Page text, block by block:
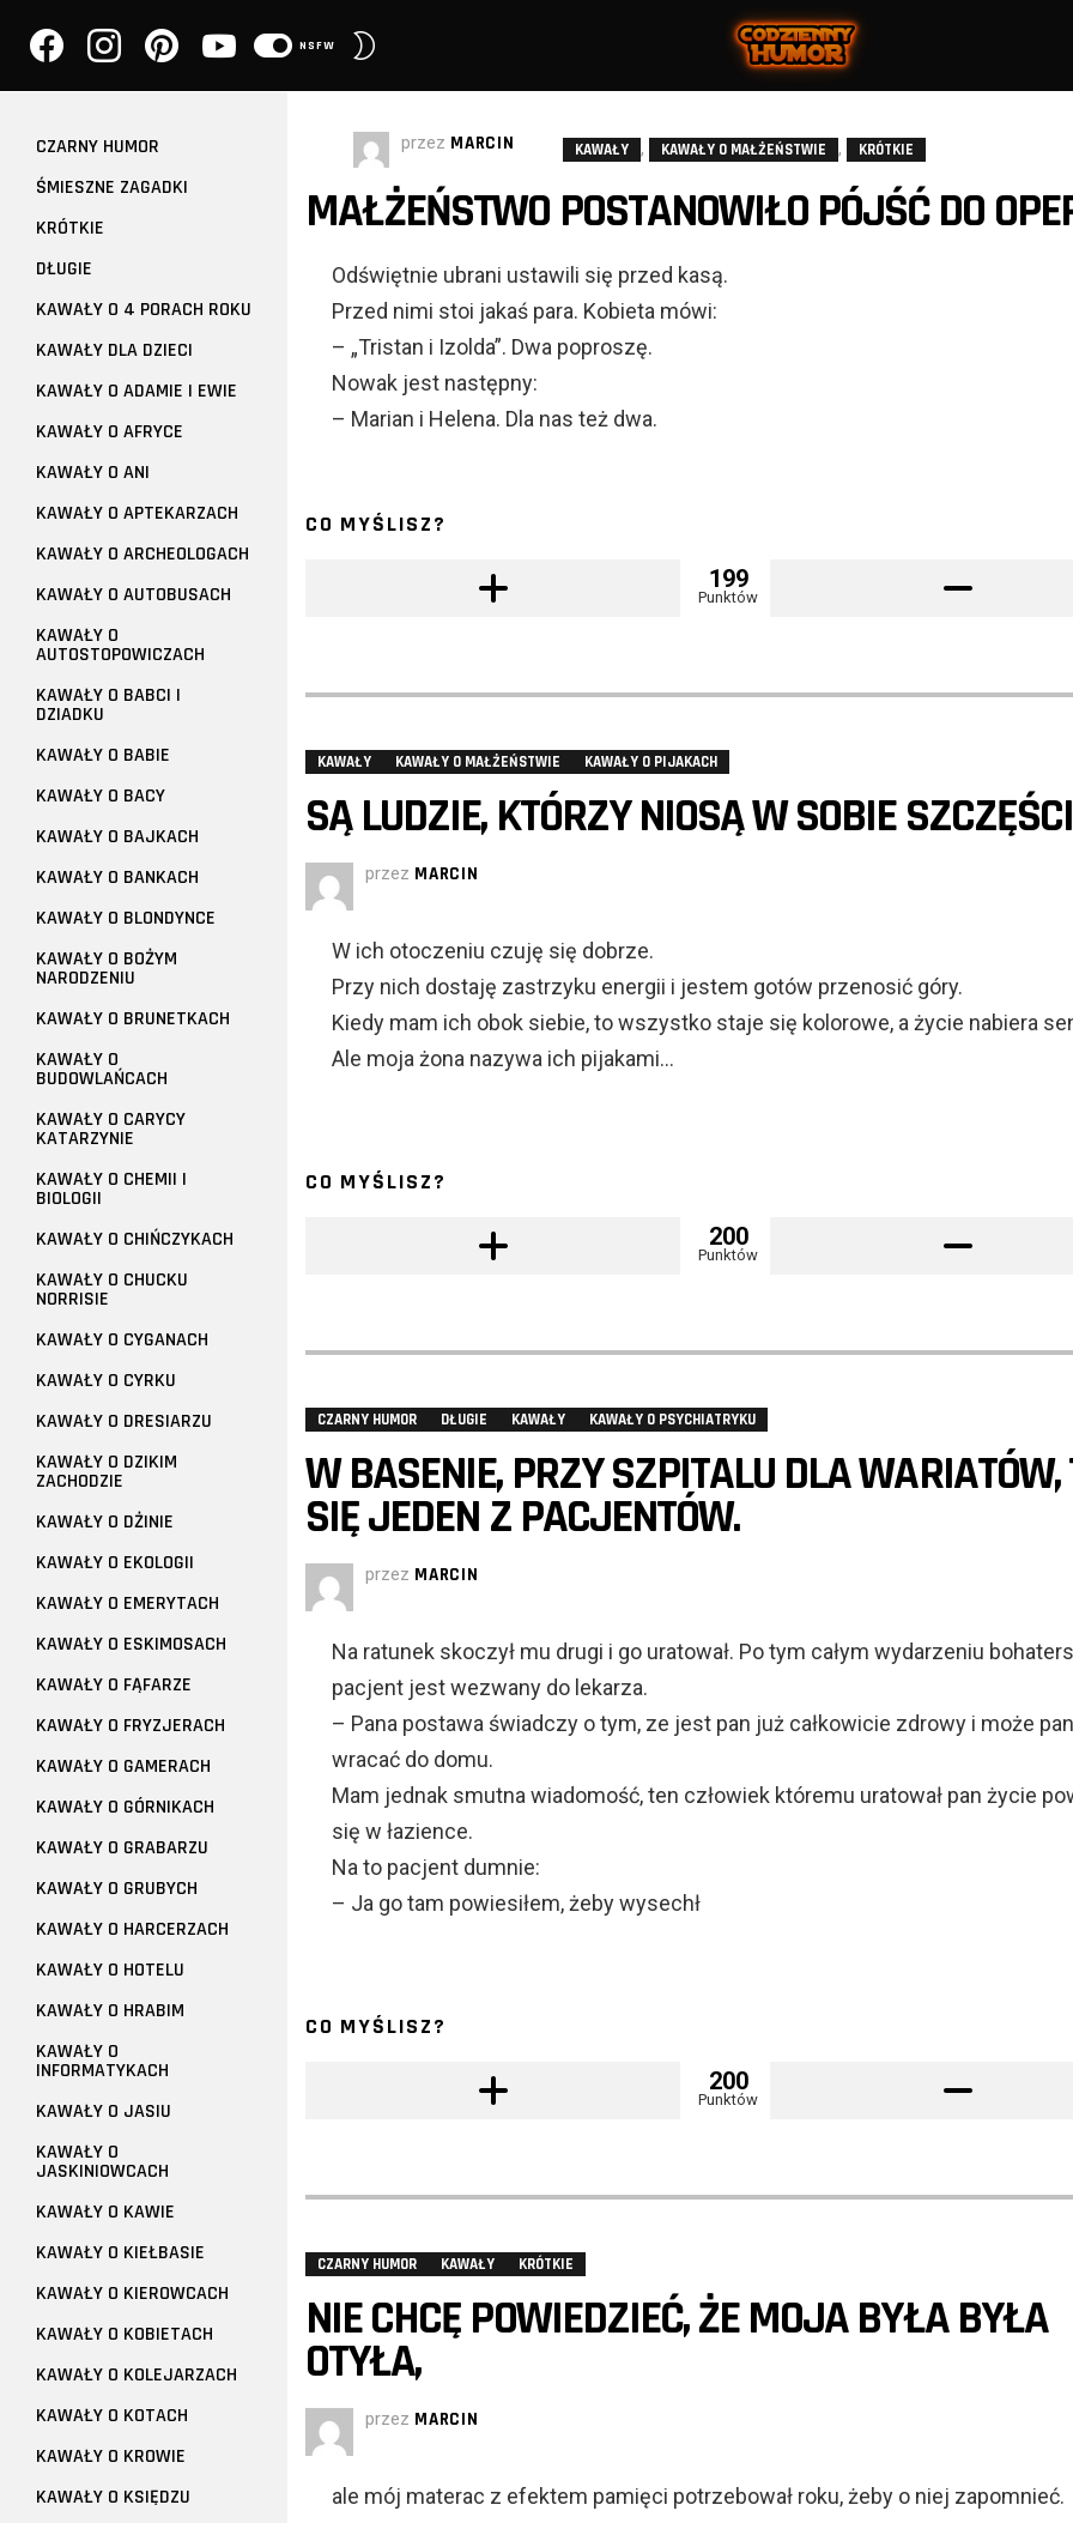
NSFW
przez MARCIN KAWAŁY , KAWAŁY O MAŁŻEŃSTWIE , KRÓTKIE
MAŁŻEŃSTWO POSTANOWIŁO PÓJŚĆ DO
Odświętnie ubrani ustawili się przed kasą.
Przed nimi stoi jakaś para. Kobieta mówi:
– „Tristan i Izolda”. Dwa poproszę.
Nowak jest następny:
– Marian i Helena. Dla nas też dwa.
CO MYŚLISZ?
199
Punktów
KAWAŁY KAWAŁY O MAŁŻEŃSTWIE KAWAŁY O PIJAKACH
SĄ LUDZIE, KTÓRZY NIOSĄ W SOBIE
przez MARCIN
W ich otoczeniu czuję się dobrze.
Przy nich dostaję zastrzyku energii i jestem gotów przenosić góry.
Kiedy mam ich obok siebie, to wszystko staje się kolorowe, a życie nabiera
Ale moja żona nazywa ich pijakami…
CO MYŚLISZ?
200
Punktów
CZARNY HUMOR DŁUGIE KAWAŁY KAWAŁY O PSYCHIATRYKU
W BASENIE, PRZY SZPITALU DLA WARIATÓW,
SIĘ JEDEN Z PACJENTÓW.
przez MARCIN
Na ratunek skoczył mu drugi i go uratował. Po tym całym wydarzeniu
pacjent jest wezwany do lekarza.
– Pana postawa świadczy o tym, ze jest pan już całkowicie zdrowy i może pan
wracać do domu.
Mam jednak smutna wiadomość, ten człowiek któremu uratował pan życie
się w łazience.
Na to pacjent dumnie:
– Ja go tam powiesiłem, żeby wysechł
CO MYŚLISZ?
200
Punktów
CZARNY HUMOR KAWAŁY KRÓTKIE
NIE CHCĘ POWIEDZIEĆ, ŻE MOJA BYŁA BYŁA
OTYŁA,
przez MARCIN
ale mój materac z efektem pamięci potrzebował roku, żeby o niej zapomnieć.
CZARNY HUMOR
ŚMIESZNE ZAGADKI
KRÓTKIE
DŁUGIE
KAWAŁY O 4 PORACH ROKU
KAWAŁY DLA DZIECI
KAWAŁY O ADAMIE I EWIE
KAWAŁY O AFRYCE
KAWAŁY O ANI
KAWAŁY O APTEKARZACH
KAWAŁY O ARCHEOLOGACH
KAWAŁY O AUTOBUSACH
KAWAŁY O
AUTOSTOPOWICZACH
KAWAŁY O BABCI I
DZIADKU
KAWAŁY O BABIE
KAWAŁY O BACY
KAWAŁY O BAJKACH
KAWAŁY O BANKACH
KAWAŁY O BLONDYNCE
KAWAŁY O BOŻYM
NARODZENIU
KAWAŁY O BRUNETKACH
KAWAŁY O
BUDOWLAŃCACH
KAWAŁY O CARYCY
KATARZYNIE
KAWAŁY O CHEMII I
BIOLOGII
KAWAŁY O CHIŃCZYKACH
KAWAŁY O CHUCKU
NORRISIE
KAWAŁY O CYGANACH
KAWAŁY O CYRKU
KAWAŁY O DRESIARZU
KAWAŁY O DZIKIM
ZACHODZIE
KAWAŁY O DŻINIE
KAWAŁY O EKOLOGII
KAWAŁY O EMERYTACH
KAWAŁY O ESKIMOSACH
KAWAŁY O FĄFARZE
KAWAŁY O FRYZJERACH
KAWAŁY O GAMERACH
KAWAŁY O GÓRNIKACH
KAWAŁY O GRABARZU
KAWAŁY O GRUBYCH
KAWAŁY O HARCERZACH
KAWAŁY O HOTELU
KAWAŁY O HRABIM
KAWAŁY O
INFORMATYKACH
KAWAŁY O JASIU
KAWAŁY O
JASKINIOWCACH
KAWAŁY O KAWIE
KAWAŁY O KIEŁBASIE
KAWAŁY O KIEROWCACH
KAWAŁY O KOBIETACH
KAWAŁY O KOLEJARZACH
KAWAŁY O KOTACH
KAWAŁY O KROWIE
KAWAŁY O KSIĘDZU